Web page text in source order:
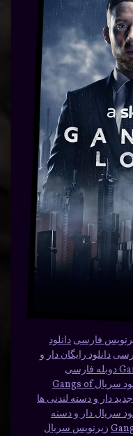
فارسی دانلود
دانلود رایگان دار و
دانلود سریال Gangs of
دار و دسته لندنی ها
سریال دار و دسته
زیرنویس سریال